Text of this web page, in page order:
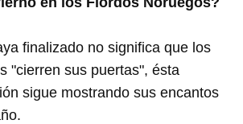
finalizado no significa que los
"cierren sus puertas", ésta
sigue mostrando sus encantos